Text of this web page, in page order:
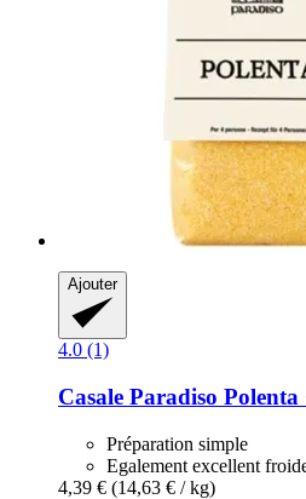
Ajouter
4.0 (1)
Casale Paradiso Polenta
Préparation simple
Egalement excellent
4,39 € (14,63 € / kg)